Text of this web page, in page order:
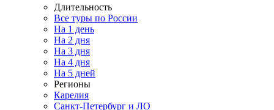
Длительность
Все туры по России
На 1 день
На 2 дня
На 3 дня
На 4 дня
На 5 дней
Регионы
Карелия
Санкт-Петербург и ЛО